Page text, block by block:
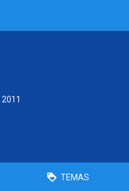
2011
TEMAS